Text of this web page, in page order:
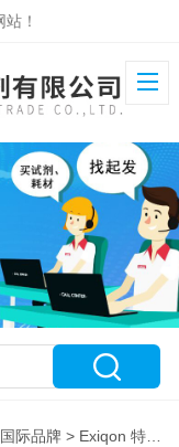
！
国际品牌 > Exiqon 特约代理